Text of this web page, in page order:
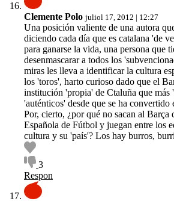
Clemente Polo juliol 17, 2012 | 12:27
Una posición valiente de una autora
diciendo cada día que es catalana 'de
para ganarse la vida, una persona que
desenmascarar a todos los
miras les lleva a identificar la cultura
los 'toros', harto curioso dado que el
institución 'propia' de Ctaluña que más
'auténticos' desde que se ha convertido
Por, cierto, ¿por qué no sacan al Barça
Española de Fútbol y juegan entre los
cultura y su 'país'? Los hay burros,
3
Respon